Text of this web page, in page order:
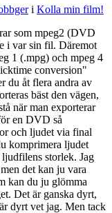
i Kolla min film!
som mpeg2 (DVD
i var sin fil. Däremot
1 (.mpg) och mpeg 4
conversion"
du åt flera andra av
bäst den vägen,
när man exporterar
en DVD så
och ljudet via final
komprimera ljudet
storlek. Jag
det kan ju vara
kan du ju glömma
Det är ganska dyrt,
dyrt vet jag. Men tack